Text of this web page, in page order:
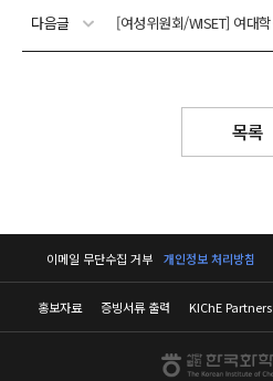
다음글
목록
이메일 무단수집 거부 개인정보 처리방침
홍보자료 증빙서류 출력 KIChE Partners